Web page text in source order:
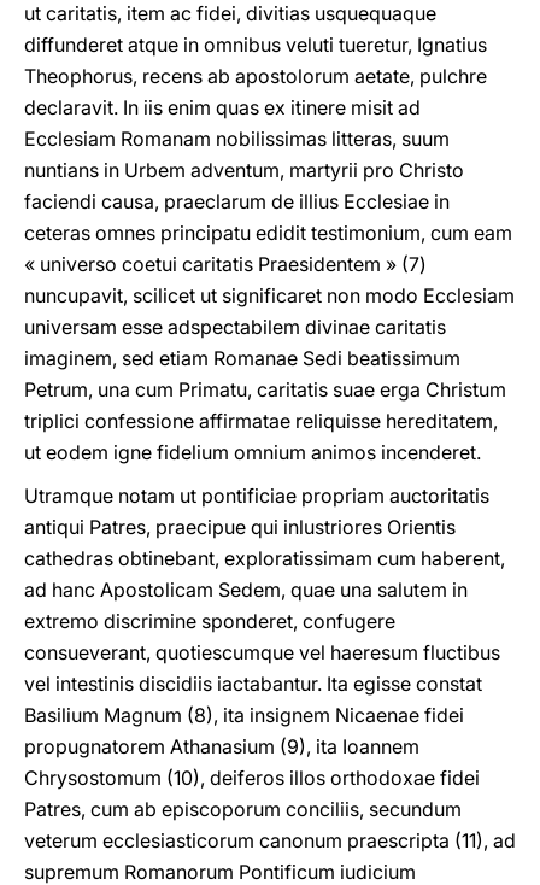
ut caritatis, item ac fidei, divitias usquequaque
diffunderet atque in omnibus veluti tueretur, Ignatius
Theophorus, recens ab apostolorum aetate, pulchre
declaravit. In iis enim quas ex itinere misit ad
Ecclesiam Romanam nobilissimas litteras, suum
nuntians in Urbem adventum, martyrii pro Christo
faciendi causa, praeclarum de illius Ecclesiae in
ceteras omnes principatu edidit testimonium, cum eam
« universo coetui caritatis Praesidentem » (7)
nuncupavit, scilicet ut significaret non modo Ecclesiam
universam esse adspectabilem divinae caritatis
imaginem, sed etiam Romanae Sedi beatissimum
Petrum, una cum Primatu, caritatis suae erga Christum
triplici confessione affirmatae reliquisse hereditatem,
ut eodem igne fidelium omnium animos incenderet.
Utramque notam ut pontificiae propriam auctoritatis
antiqui Patres, praecipue qui inlustriores Orientis
cathedras obtinebant, exploratissimam cum haberent,
ad hanc Apostolicam Sedem, quae una salutem in
extremo discrimine sponderet, confugere
consueverant, quotiescumque vel haeresum fluctibus
vel intestinis discidiis iactabantur. Ita egisse constat
Basilium Magnum (8), ita insignem Nicaenae fidei
propugnatorem Athanasium (9), ita Ioannem
Chrysostomum (10), deiferos illos orthodoxae fidei
Patres, cum ab episcoporum conciliis, secundum
veterum ecclesiasticorum canonum praescripta (11), ad
supremum Romanorum Pontificum iudicium